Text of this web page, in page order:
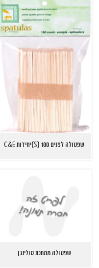
שפטולה לפנים S) 100)יחידות C&E
שפטולה ממתכת סולינגן